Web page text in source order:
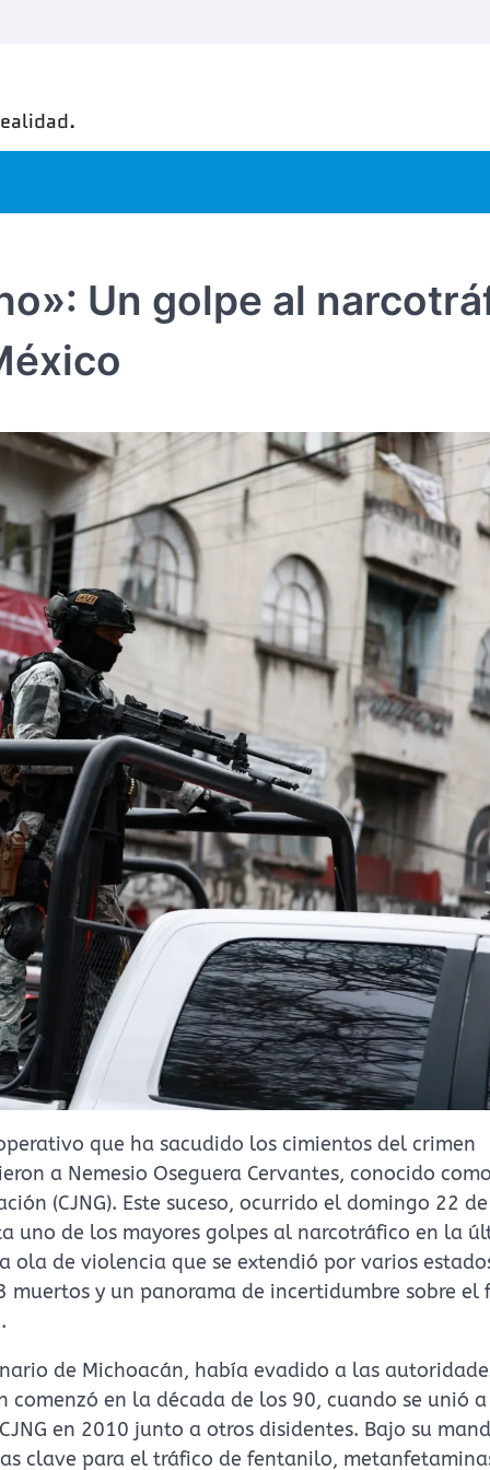
Un golpe al
que ha sacudido los cimientos del crimen
a Nemesio Oseguera Cervantes, conocido
(CJNG). Este suceso, ocurrido el domingo 22
uno de los mayores golpes al narcotráfico en la
ola de violencia que se extendió por varios
y un panorama de incertidumbre sobre el
de Michoacán, había evadido a las
comenzó en la década de los 90, cuando se unió
en 2010 junto a otros disidentes. Bajo su
clave para el tráfico de fentanilo,